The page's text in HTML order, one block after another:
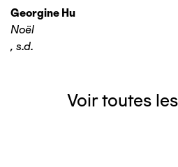
Georgine Hu
Noël
, s.d.
Voir toutes